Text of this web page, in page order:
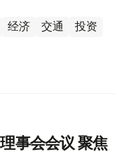
经济 交通 投资
事会会议 聚焦